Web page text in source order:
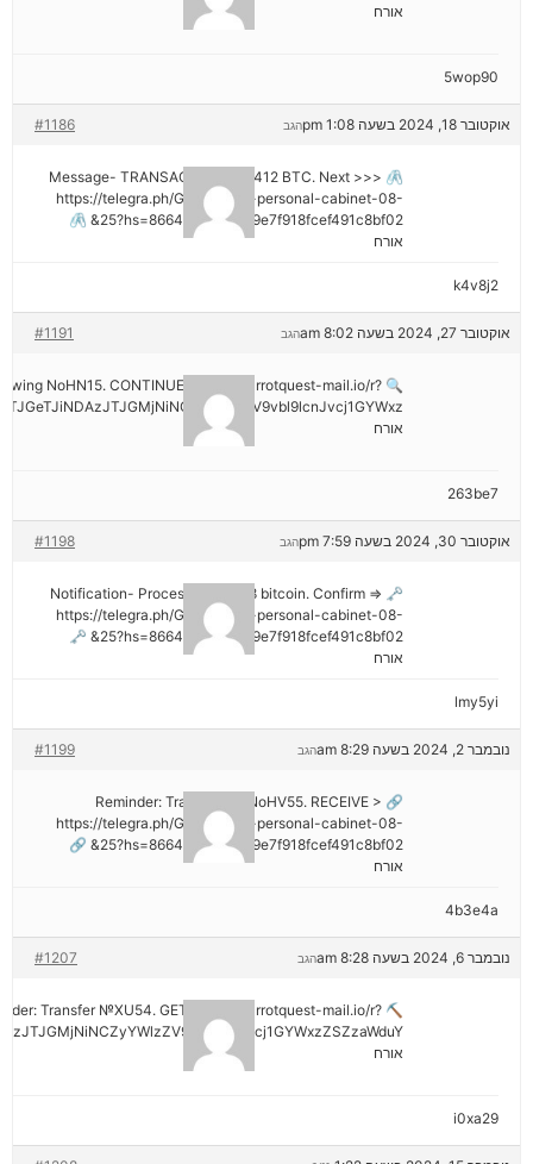
אורח
5wop90
אוקטובר 18, 2024 בשעה 1:08 pm #1186 הגב
🖇 Message- TRANSACTION 1.82412 BTC. Next >>>
https://telegra.ph/Go-to-your-personal-cabinet-08-
25?hs=8664c520642b9e7f918fcef491c8bf02& 🖇
אורח
k4v8j2
אוקטובר 27, 2024 בשעה 8:02 am #1191 הגב
NoHN15. CONTINUE =>> out.carrotquest-mail.io/r?
אורח
263be7
אוקטובר 30, 2024 בשעה 7:59 pm #1198 הגב
🗝 Notification- Process 1.823548 bitcoin. Confirm =>
https://telegra.ph/Go-to-your-personal-cabinet-08-
25?hs=8664c520642b9e7f918fcef491c8bf02& 🗝
אורח
lmy5yi
נובמבר 2, 2024 בשעה 8:29 am #1199 הגב
🔗 Reminder: Transaction NoHV55. RECEIVE >
https://telegra.ph/Go-to-your-personal-cabinet-08-
25?hs=8664c520642b9e7f918fcef491c8bf02& 🔗
אורח
4b3e4a
נובמבר 6, 2024 בשעה 8:28 am #1207 הגב
Transfer №XU54. GET >> out.carrotquest-mail.io/r?
אורח
i0xa29